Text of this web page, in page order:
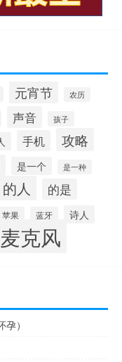
元宵节 农历
声音 孩子
手机 攻略
是一个 是一种
的人 的是
苹果 蓝牙 诗人
麦克风
）